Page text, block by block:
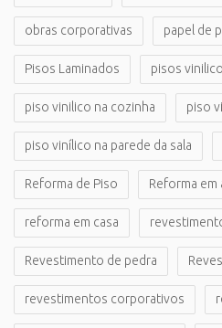
obras corporativas papel de
Pisos Laminados pisos
piso vinilico na cozinha piso
piso vinílico na parede da sala
Reforma de Piso Reforma
reforma em casa
Revestimento de pedra
revestimentos corporativos